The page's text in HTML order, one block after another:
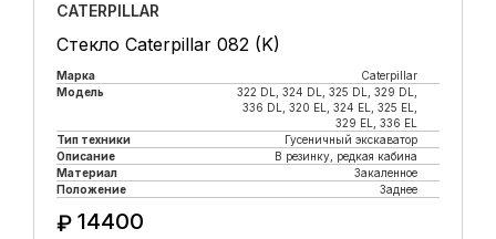
CATERPILLAR
Стекло Caterpillar 082 (K)
Марка
Caterpillar
Модель
322 DL, 324 DL, 325 DL, 329 DL,
336 DL, 320 EL, 324 EL, 325 EL,
329 EL, 336 EL
Тип техники
Гусеничный экскаватор
Описание
В резинку, редкая кабина
Материал
Закаленное
Положение
Заднее
₽ 14400